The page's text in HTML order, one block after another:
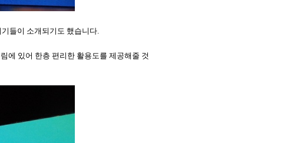
들이 소개되기도 했습니다.
에 있어 한층 편리한 활용도를 제공해줄 것